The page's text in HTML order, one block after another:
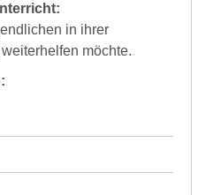
in ihrer
möchte.